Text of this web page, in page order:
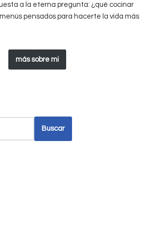
a la eterna pregunta: ¿qué cocinar
pensados para hacerte la vida más
más sobre mi
Buscar